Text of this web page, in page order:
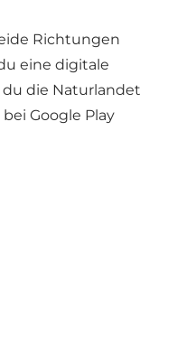
Richtungen
eine digitale
die Naturlandet
Google Play